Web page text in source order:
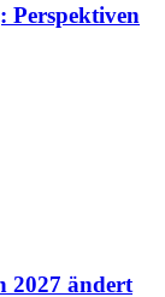
Perspektiven
2027 ändert